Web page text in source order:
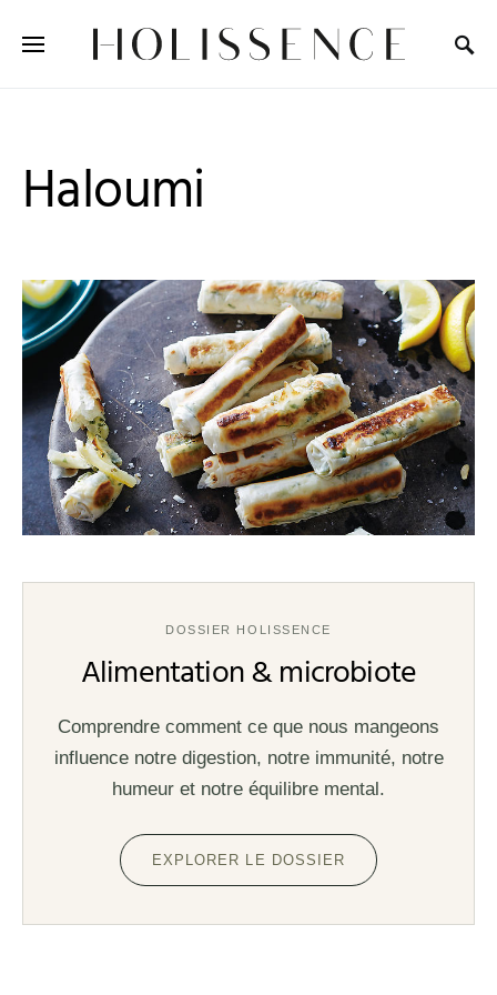
Haloumi
DOSSIER HOLISSENCE
Alimentation & microbiote
Comprendre comment ce que nous mangeons
influence notre digestion, notre immunité, notre
humeur et notre équilibre mental.
EXPLORER LE DOSSIER